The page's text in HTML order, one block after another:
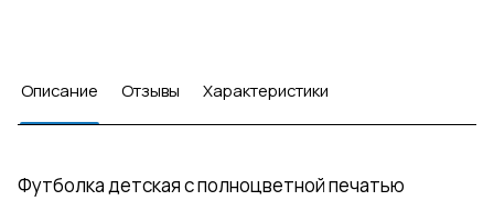
Описание Отзывы Характеристики
Футболка детская с полноцветной печатью